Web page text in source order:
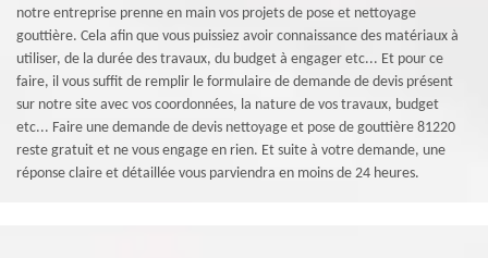
notre entreprise prenne en main vos projets de pose et nettoyage
gouttière. Cela afin que vous puissiez avoir connaissance des matériaux à
utiliser, de la durée des travaux, du budget à engager etc... Et pour ce
faire, il vous suffit de remplir le formulaire de demande de devis présent
sur notre site avec vos coordonnées, la nature de vos travaux, budget
etc... Faire une demande de devis nettoyage et pose de gouttière 81220
reste gratuit et ne vous engage en rien. Et suite à votre demande, une
réponse claire et détaillée vous parviendra en moins de 24 heures.